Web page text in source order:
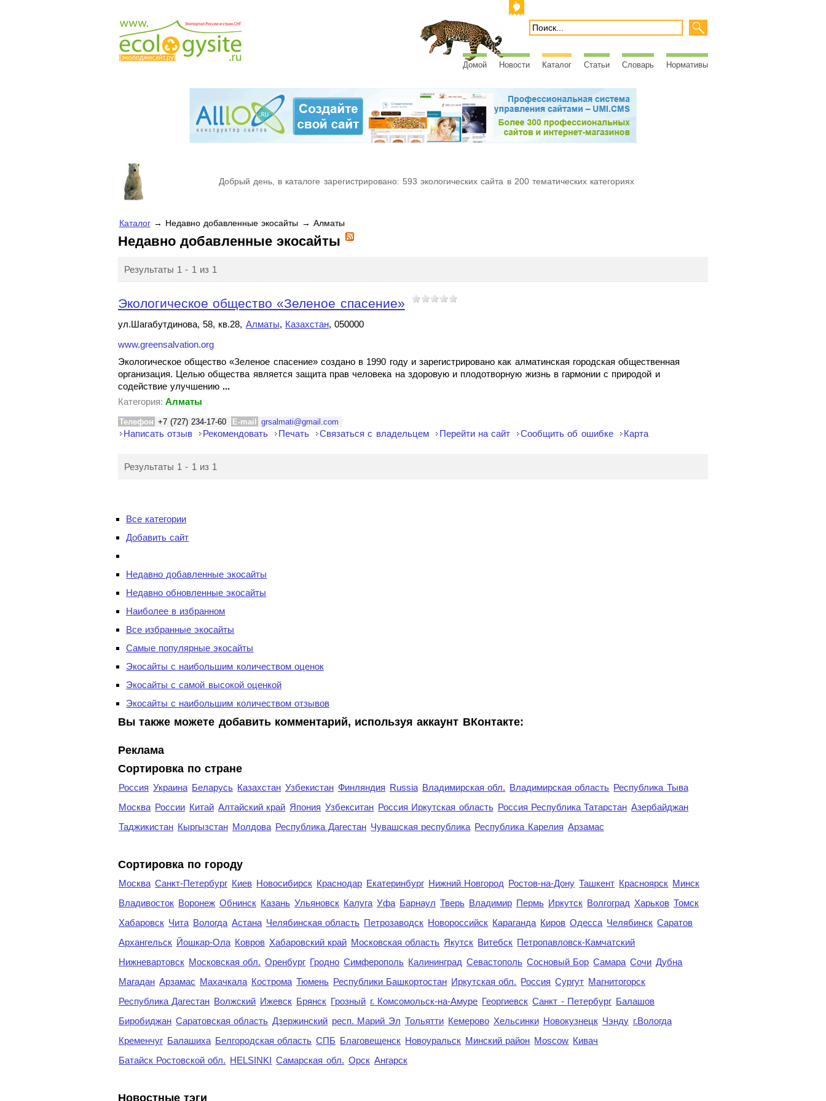
Домой Новости Каталог Статьи Словарь Нормативы
Добрый день, в каталоге зарегистрировано: 593 экологических сайта в 200 тематических категориях
Каталог→ Недавно добавленные экосайты → Алматы
Недавно добавленные экосайты
Результаты 1 - 1 из 1
Экологическое общество «Зеленое спасение»
ул.Шагабутдинова, 58, кв.28, Алматы, Казахстан, 050000
www.greensalvation.org
Экологическое общество «Зеленое спасение» создано в 1990 году и зарегистрировано как алматинская городская общественная
организация. Целью общества является защита прав человека на здоровую и плодотворную жизнь в гармонии с природой и
содействие улучшению ...
Категория: Алматы
Телефон +7 (727) 234-17-60 E-mail grsalmati@gmail.com
Написать отзыв Рекомендовать Печать Связаться с владельцем Перейти на сайт Сообщить об ошибке Карта
Результаты 1 - 1 из 1
Все категории
Добавить сайт
Недавно добавленные экосайты
Недавно обновленные экосайты
Наиболее в избранном
Все избранные экосайты
Самые популярные экосайты
Экосайты с наибольшим количеством оценок
Экосайты с самой высокой оценкой
Экосайты с наибольшим количеством отзывов
Вы также можете добавить комментарий, используя аккаунт ВКонтакте:
Реклама
Сортировка по стране
Россия Украина Беларусь Казахстан Узбекистан Финляндия Russia Владимирская обл. Владимирская область Республика Тыва
Москва России Китай Алтайский край Япония Узбекситан Россия Иркутская область Россия Республика Татарстан Азербайджан
Таджикистан Кыргызстан Молдова Республика Дагестан Чувашская республика Республика Карелия Арзамас
Cортировка по городу
Москва Санкт-Петербург Киев Новосибирск Краснодар Екатеринбург Нижний Новгород Ростов-на-Дону Ташкент Красноярск Минск
Владивосток Воронеж Обнинск Казань Ульяновск Калуга Уфа Барнаул Тверь Владимир Пермь Иркутск Волгоград Харьков Томск
Хабаровск Чита Вологда Астана Челябинская область Петрозаводск Новороссийск Караганда Киров Одесса Челябинск Саратов
Архангельск Йошкар-Ола Ковров Хабаровский край Московская область Якутск Витебск Петропавловск-Камчатский
Нижневартовск Московская обл. Оренбург Гродно Симферополь Калининград Севастополь Сосновый Бор Самара Сочи Дубна
Магадан Арзамас Махачкала Кострома Тюмень Республики Башкортостан Иркутская обл. Россия Сургут Магнитогорск
Республика Дагестан Волжский Ижевск Брянск Грозный г. Комсомольск-на-Амуре Георгиевск Санкт - Петербург Балашов
Биробиджан Саратовская область Дзержинский респ. Марий Эл Тольятти Кемерово Хельсинки Новокузнецк Чэнду г.Вологда
Кременчуг Балашиха Белгородская область СПБ Благовещенск Новоуральск Минский район Moscow Кивач
Батайск Ростовской обл. HELSINKI Самарская обл. Орск Ангарск
Новостные тэги